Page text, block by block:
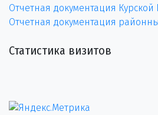
Отчетная документация
Отчетная документация
Статистика визитов